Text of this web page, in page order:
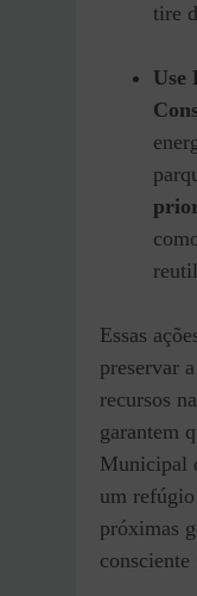
tire
Use
Essas
preservar a
recursos
garantem
Municipal
um
próximas